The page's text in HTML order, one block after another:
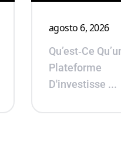
agosto 6, 2026
Qu’est‑ce
Plateforme
D'investisse ...